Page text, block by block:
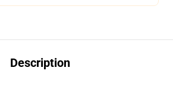
Description